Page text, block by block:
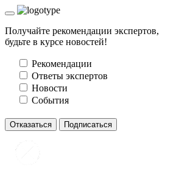
Получайте рекомендации экспертов,
будьте в курсе новостей!
Рекомендации
Ответы экспертов
Новости
События
Отказаться Подписаться